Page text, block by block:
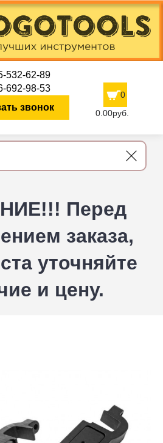
532-62-89
692-98-53
звонок
0
0.00руб.
Перед
заказа,
уточняйте
и цену.